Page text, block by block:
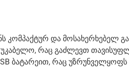
კომპაქტურ და მოსახერხებელ
უკაბელო, რაც გაძლევთ
ბატარეით, რაც